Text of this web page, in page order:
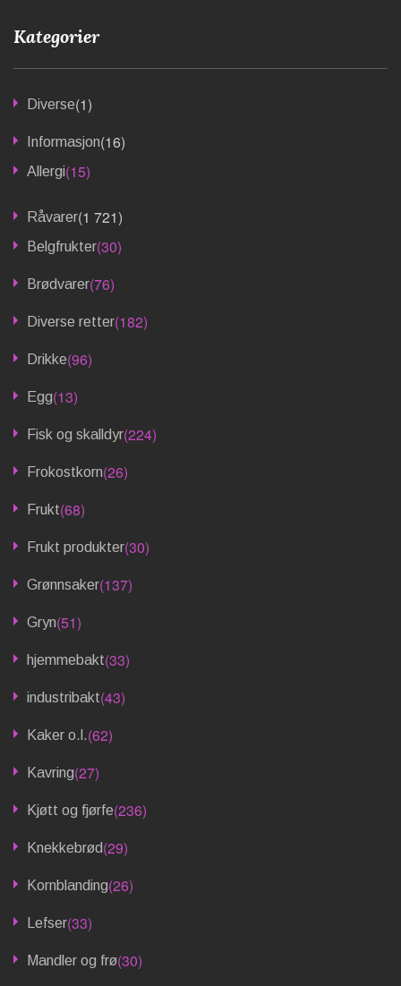
Kategorier
Diverse(1)
Informasjon(16)
Allergi(15)
Råvarer(1 721)
Belgfrukter(30)
Brødvarer(76)
Diverse retter(182)
Drikke(96)
Egg(13)
Fisk og skalldyr(224)
Frokostkorn(26)
Frukt(68)
Frukt produkter(30)
Grønnsaker(137)
Gryn(51)
hjemmebakt(33)
industribakt(43)
Kaker o.l.(62)
Kavring(27)
Kjøtt og fjørfe(236)
Knekkebrød(29)
Kornblanding(26)
Lefser(33)
Mandler og frø(30)